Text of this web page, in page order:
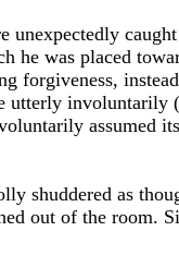
unexpectedly
he was placed
forgiveness,
utterly involuntarily
assumed
shuddered as
out of the room.